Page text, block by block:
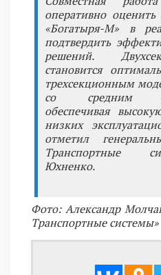
оперативно
«Богатыря-М» в
подтвердить
решений.
становится
трехсекционным
со средним
обеспечивая
низких
отметил
Транспортные
Юхненко.
Фото: Александр
Транспортные системы»